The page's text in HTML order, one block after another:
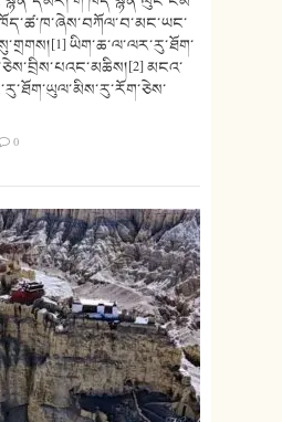
ཡིག་ཆ་ལ་ལར་རུ་ཐོག་
མངའ་
0